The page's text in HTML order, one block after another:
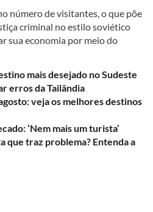
número de visitantes, o que põe
criminal no estilo soviético
sua economia por meio do
mais desejado no Sudeste
erros da Tailândia
veja os melhores destinos
‘Nem mais um turista’
que traz problema? Entenda a